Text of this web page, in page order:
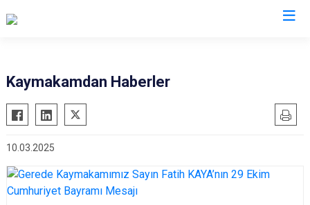
Dörtdivan
Gerede
Göynük
Kıbrıscık
Mengen
Kaymakamdan Haberler
10.03.2025